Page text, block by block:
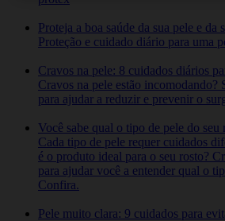
Proteja a boa saúde da sua pele e da
Proteção e cuidado diário para uma
Cravos na pele: 8 cuidados diários
Cravos na pele estão incomodando?
para ajudar a reduzir e prevenir o
Você sabe qual o tipo de pele do seu
Cada tipo de pele requer cuidados
é o produto ideal para o seu rosto?
para ajudar você a entender qual o
Confira.
Pele muito clara: 9 cuidados para